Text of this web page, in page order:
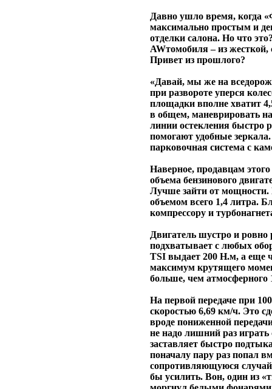
Давно ушло время, когда
максимально простым и
отделки салона. Но что
AWтомобиля – из
Привет из прошлого?
«Давай, мы же на
при развороте уперся
площадки вполне хватит
в общем, маневрировать
линии остекления быстро
помогают удобные
парковочная система с
Наверное, продавцам
объема бензинового
Лучше зайти от мощности.
объемом всего 1,4 литра.
компрессору и
Двигатель шустро и ровно
подхватывает с любых
TSI выдает 200 H.м, а еще
максимум крутящего
больше, чем атмосферного
На первой передаче при
скоростью 6,69 км/ч. Это
вроде пониженной
не надо лишний раз
заставляет быстро
поначалу пару раз попал
сопротивляющуюся
бы усилить. Вон, один из